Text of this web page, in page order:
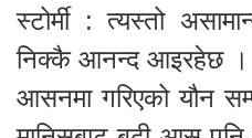
स्टोर्मी : त्यस्तो
निक्कै आनन्द आइरहेछ ।
आसनमा गरिएको यौन